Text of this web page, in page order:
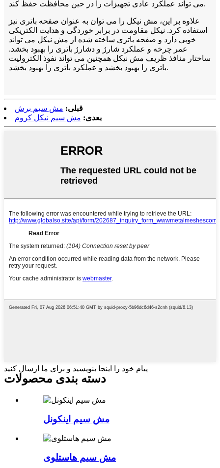
می تواند عملکرد عادی تجهیزات را در حین محافظت حفظ کند.
علاوه بر این، مش نیکل را می توان به عنوان صفحه باتری نیز
استفاده کرد. نیکل مقاومت در برابر خوردگی و هدایت الکتریکی
خوبی دارد و صفحه باتری ساخته شده از مش نیکل می تواند
عمر چرخه و عملکرد شارژ و دشارژ باتری را بهبود بخشد.
ساختار منافذ ظریف مش نیکل همچنین می تواند نفوذ الکترولیت
باتری را بهبود بخشد و عملکرد باتری را بهبود بخشد.
قبلی: مش سیم برش
بعدی: مش سیم نیکل کروم
پیام خود را اینجا بنویسید و برای ما ارسال کنید
دسته بندی محصولات
مش سیم اینکونل
مش سیم هاستلوی